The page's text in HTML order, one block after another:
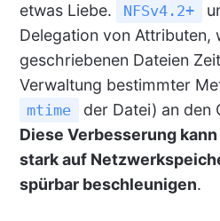
etwas Liebe.
NFSv4.2+
Delegation von Attributen,
geschriebenen Dateien
Verwaltung bestimmter
mtime
der Datei) an den
Diese Verbesserung
stark auf
spürbar beschleunigen.